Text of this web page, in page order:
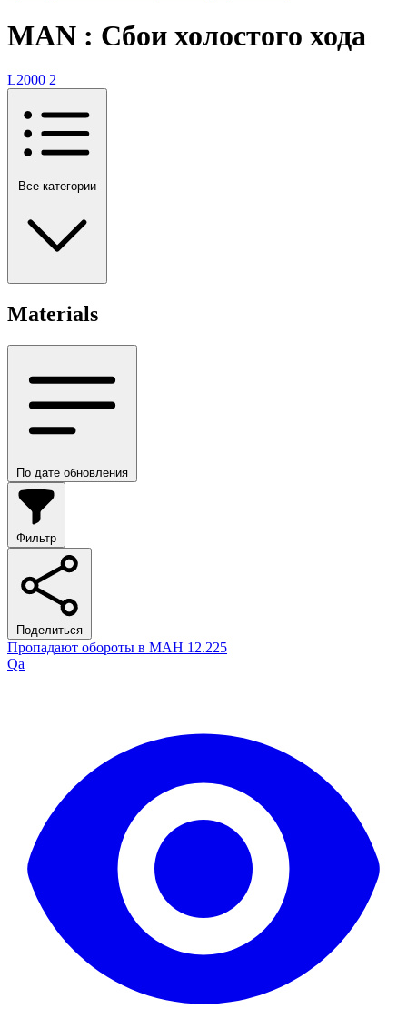
MAN : Сбои холостого хода
L2000 2
Все категории
Materials
По дате обновления
Фильтр
Поделиться
Пропадают обороты в МАН 12.225
Qa